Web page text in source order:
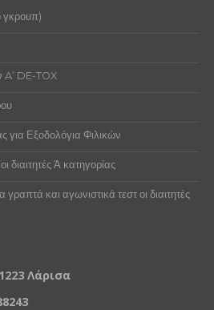
γκρουπ)
A’ DE-TOX
Εξοδολόγια Φιλικών
διαιτητές Ά κατηγορίας
και αγωνιστικά τεστ οι διαιτητές
Λάρισα